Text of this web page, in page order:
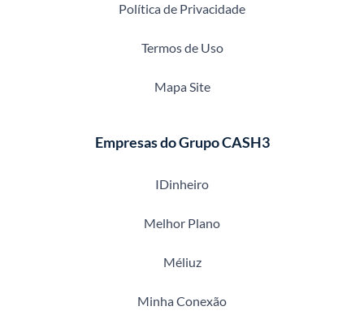
Política de Privacidade
Termos de Uso
Mapa Site
Empresas do Grupo CASH3
IDinheiro
Melhor Plano
Méliuz
Minha Conexão